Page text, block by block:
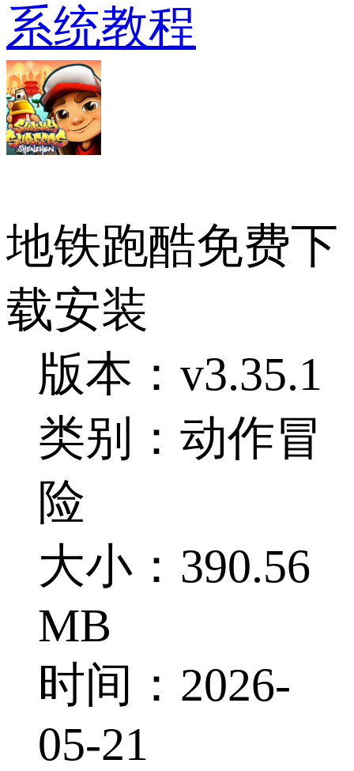
系统教程
地铁跑酷免费下
载安装
版本：v3.35.1
类别：动作冒
险
大小：390.56
MB
时间：2026-
05-21